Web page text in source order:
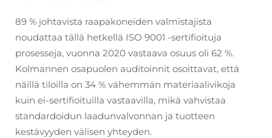
89 % johtavista raapakoneiden valmistajista
noudattaa tällä hetkellä ISO 9001 -sertifioituja
prosesseja, vuonna 2020 vastaava osuus oli 62 %.
Kolmannen osapuolen auditoinnit osoittavat, että
näillä tiloilla on 34 % vähemmän materiaalivikoja
kuin ei-sertifioituilla vastaavilla, mikä vahvistaa
standardoidun laadunvalvonnan ja tuotteen
kestävyyden välisen yhteyden.